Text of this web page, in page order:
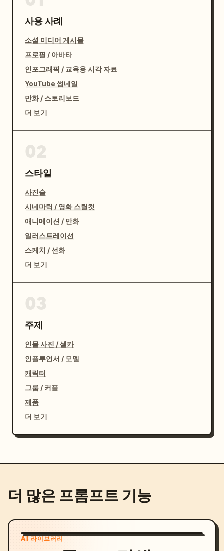
사용 사례
소셜 미디어 게시물
프로필 / 아바타
인포그래픽 / 교육용 시각 자료
YouTube 썸네일
만화 / 스토리보드
더 보기
스타일
사진술
시네마틱 / 영화 스틸컷
애니메이션 / 만화
일러스트레이션
스케치 / 선화
더 보기
주제
인물 사진 / 셀카
인플루언서 / 모델
캐릭터
그룹 / 커플
제품
더 보기
더 많은 프롬프트 기능
AI 라이브러리